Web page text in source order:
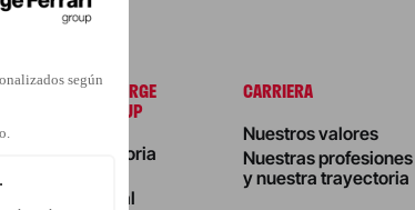
ACERCA DE SERGE
FERRARI GROUP
Nuestra historia
internacional
CARRIERA
Nuestros valores
Nuestras profesiones
y nuestra trayectoria